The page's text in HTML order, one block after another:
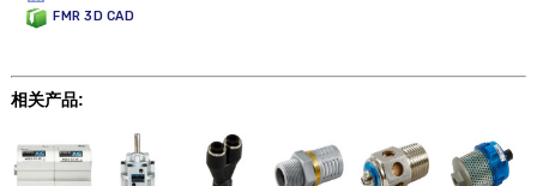
FMR 3D CAD
相关产品: